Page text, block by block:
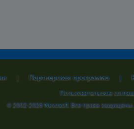
| Партнерская программа |
Пользовательское
© 2002-2026Nevosoft. Все права защищены